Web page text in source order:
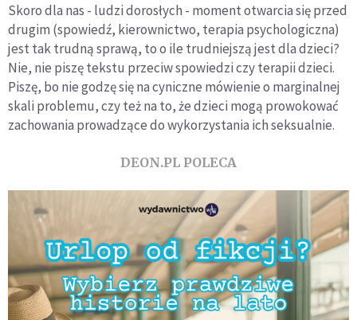
Skoro dla nas - ludzi dorosłych - moment otwarcia się przed
drugim (spowiedź, kierownictwo, terapia psychologiczna)
jest tak trudną sprawą, to o ile trudniejszą jest dla dzieci?
Nie, nie piszę tekstu przeciw spowiedzi czy terapii dzieci.
Piszę, bo nie godzę się na cyniczne mówienie o marginalnej
skali problemu, czy też na to, że dzieci mogą prowokować
zachowania prowadzące do wykorzystania ich seksualnie.
DEON.PL POLECA